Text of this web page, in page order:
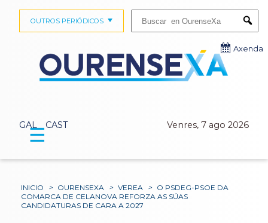
GAL CAST Venres, 7 ago 2026
OUTROS PERIÓDICOS
Axenda
☰
INICIO > OURENSEXA > VEREA > O PSDEG-PSOE DA
COMARCA DE CELANOVA REFORZA AS SÚAS
CANDIDATURAS DE CARA A 2027